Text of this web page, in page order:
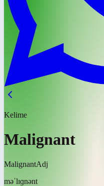
Kelime
Malignant
MalignantAdj
məˈlɪɡnənt